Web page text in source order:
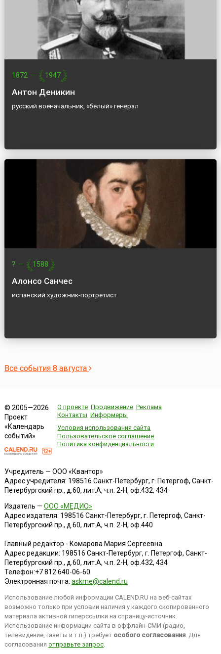
1872 — 1947
Антон Деникин
русский военачальник, «белый» генерал
? — 1588
Алонсо Санчес
испанский художник-портретист
Все события 8 августа
© 2005—2026
Проект
«Календарь
событий»
О проекте Продвижение Реклама
Контакты Информеры
Условия использования сайта
Пользовательское соглашение
Политика конфиденциальности
Учредитель — ООО «Квантор»
Адрес учредителя: 198516 Санкт-Петербург, г. Петергоф, Санкт-
Петербургский пр., д.60, лит.А, ч.п. 2-Н, оф.432, 434
Издатель — ООО «МЕДИО»
Адрес издателя: 198516 Санкт-Петербург, г. Петергоф, Санкт-
Петербургский пр., д.60, лит.А, ч.п. 2-Н, оф.440
Главный редактор - Комарова Мария Сергеевна
Адрес редакции: 198516 Санкт-Петербург, г. Петергоф, Санкт-
Петербургский пр., д.60, лит.А, ч.п. 2-Н, оф.432, 434
Телефон:+7 812 640-06-60
Электронная почта: askme@calend.ru
Использование любой информации CALEND.RU на веб-сайтах
возможно только при условии наличия у каждого скопированного
материала активной гиперссылки на страницу-источник.
Использование информации сайта в оффлайн-СМИ (радио,
телевидение, газеты и т.п.) требует особого согласования. Для
согласования отправьте запрос.